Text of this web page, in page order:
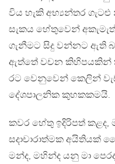
විය හැකි අභ්‍යන්තර
සැකය හේතුවෙන්
ගැනීමට සිදු වන්නට ඇති
ඇත්තේ වචන කිහිපයකින්
රට වෙනුවෙන් කෙලින්
දේශපාලනික කුහකකමයි.
කවර හේතු ඉදිරිපත් කළද,
සදාචාරාත්මක අයිතියක්
මන්ද, මහින්ද යනු මා